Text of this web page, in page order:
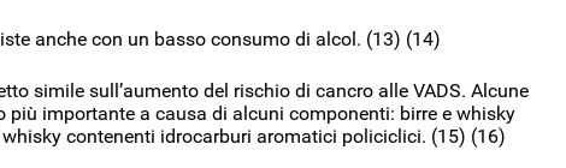
anche con un basso consumo di alcol. (13) (14)
simile sull’aumento del rischio di cancro alle VADS. Alcune
più importante a causa di alcuni componenti: birre e whisky
contenenti idrocarburi aromatici policiclici. (15) (16)